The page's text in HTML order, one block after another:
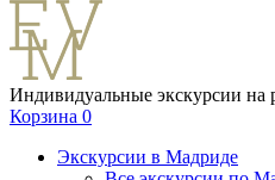
Индивидуальные экскурсии на
Корзина 0
Экскурсии в Мадриде